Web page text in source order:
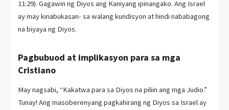
11:29). Gagawin ng Diyos ang Kaniyang ipinangako. Ang Israel
ay may kinabukasan- sa walang kundisyon at hindi nababagong
na biyaya ng Diyos.
Pagbubuod at implikasyon para sa mga
Cristiano
May nagsabi, “Kakatwa para sa Diyos na piliin ang mga Judio.”
Tunay! Ang masoberenyang pagkahirang ng Diyos sa Israel ay